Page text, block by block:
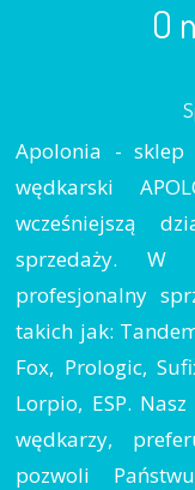
O
Apolonia - sklep
wędkarski
wcześniejszą
sprzedaży. W
profesjonalny
takich jak:
Fox, Prologic,
Lorpio, ESP.
wędkarzy,
pozwoli